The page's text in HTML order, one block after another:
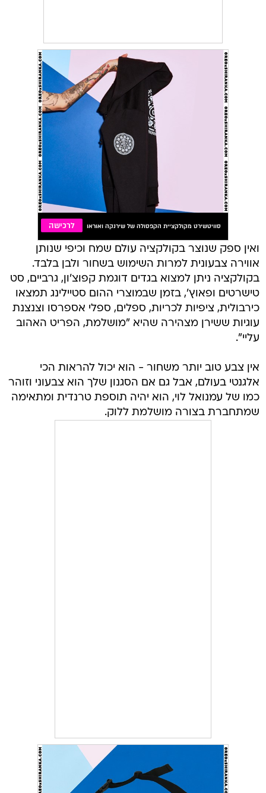
ואין ספק שנוצר בקולקציה עולם שמח וכיפי שנותן
אווירה צבעונית למרות השימוש בשחור ולבן בלבד.
בקולקציה ניתן למצוא בגדים דוגמת קפוצ'ון, גרביים, סט
טישרטים ופאוץ', בזמן שבמוצרי ההום סטיילינג תמצאו
כירבולית, ציפיות לכריות, ספלים, ספלי אספרסו וצנצנת
עוגיות ששירן מצהירה שהיא "מושלמת, הפריט האהוב
עליי".
אין צבע טוב יותר משחור - הוא יכול להראות הכי
אלגנטי בעולם, אבל גם אם הסגנון שלך הוא צבעוני וזוהר
כמו של עמנואל לוי, הוא יהיה תוספת טרנדית ומתאימה
שמתחברת בצורה מושלמת ללוק.